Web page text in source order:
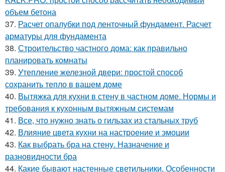
объем бетона
37. Расчет опалубки под ленточный фундамент. Расчет
арматуры для фундамента
38. Строительство частного дома: как правильно
планировать комнаты
39. Утепление железной двери: простой способ
сохранить тепло в вашем доме
40. Вытяжка для кухни в стену в частном доме. Нормы и
требования к кухонным вытяжным системам
41. Все, что нужно знать о гильзах из стальных труб
42. Влияние цвета кухни на настроение и эмоции
43. Как выбрать бра на стену. Назначение и
разновидности бра
44. Какие бывают настенные светильники. Особенности